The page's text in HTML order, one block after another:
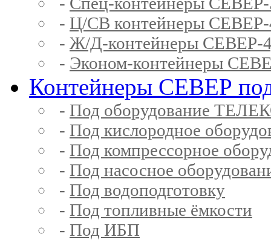
- Ц/СВ контейнеры
- Ж/Д-контейнеры
- Эконом-контейнеры
Контейнеры СЕВЕР
- Под оборудование
- Под кислородное
- Под компрессорное
- Под насосное
- Под водоподготовку
- Под топливные ёмкости
- Под ИБП